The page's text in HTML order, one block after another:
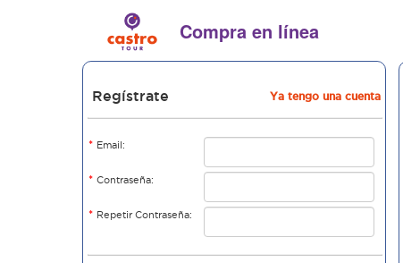
Compra en línea
Regístrate Ya tengo una cuenta
* Email:
* Contraseña:
* Repetir Contraseña: